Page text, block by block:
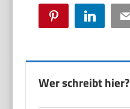
Pinterest LinkedIn
Wer schreibt hier?